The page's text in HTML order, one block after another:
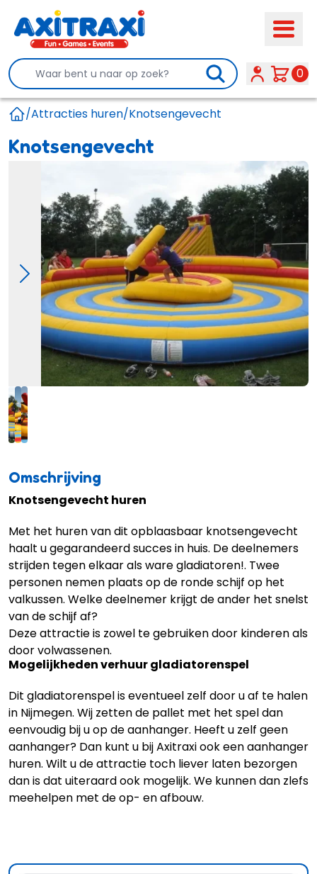
Search 0
/Attracties huren/Knotsengevecht
Knotsengevecht
Omschrijving
Knotsengevecht huren
Met het huren van dit opblaasbaar knotsengevecht
haalt u gegarandeerd succes in huis. De deelnemers
strijden tegen elkaar als ware gladiatoren!. Twee
personen nemen plaats op de ronde schijf op het
valkussen. Welke deelnemer krijgt de ander het snelst
van de schijf af?
Deze attractie is zowel te gebruiken door kinderen als
door volwassenen.
Mogelijkheden verhuur gladiatorenspel
Dit gladiatorenspel is eventueel zelf door u af te halen
in Nijmegen. Wij zetten de pallet met het spel dan
eenvoudig bij u op de aanhanger. Heeft u zelf geen
aanhanger? Dan kunt u bij Axitraxi ook eenaanhanger
huren. Wilt u de attractie toch liever laten bezorgen
dan is dat uiteraard ook mogelijk. We kunnen dan zlefs
meehelpen met de op- en afbouw.